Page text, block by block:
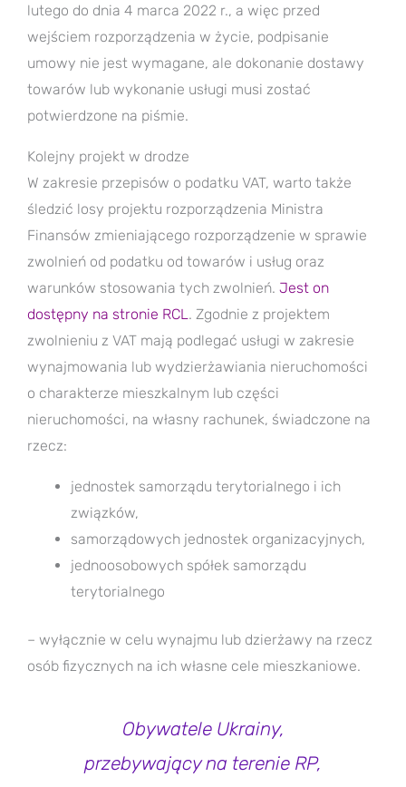
lutego do dnia 4 marca 2022 r., a więc przed
wejściem rozporządzenia w życie, podpisanie
umowy nie jest wymagane, ale dokonanie dostawy
towarów lub wykonanie usługi musi zostać
potwierdzone na piśmie.
Kolejny projekt w drodze
W zakresie przepisów o podatku VAT, warto także
śledzić losy projektu rozporządzenia Ministra
Finansów zmieniającego rozporządzenie w sprawie
zwolnień od podatku od towarów i usług oraz
warunków stosowania tych zwolnień. Jest on
dostępny na stronie RCL . Zgodnie z projektem
zwolnieniu z VAT mają podlegać usługi w zakresie
wynajmowania lub wydzierżawiania nieruchomości
o charakterze mieszkalnym lub części
nieruchomości, na własny rachunek, świadczone na
rzecz:
jednostek samorządu terytorialnego i ich
związków,
samorządowych jednostek organizacyjnych,
jednoosobowych spółek samorządu
terytorialnego
– wyłącznie w celu wynajmu lub dzierżawy na rzecz
osób fizycznych na ich własne cele mieszkaniowe.
Obywatele Ukrainy,
przebywający na terenie RP,